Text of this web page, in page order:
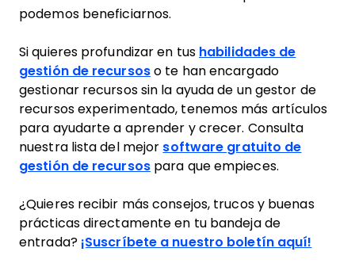
podemos beneficiarnos.
Si quieres profundizar en tus habilidades de
gestión de recursoso te han encargado
gestionar recursos sin la ayuda de un gestor de
recursos experimentado, tenemos más artículos
para ayudarte a aprender y crecer. Consulta
nuestra lista del mejor software gratuito de
gestión de recursospara que empieces.
¿Quieres recibir más consejos, trucos y buenas
prácticas directamente en tu bandeja de
entrada? ¡Suscríbete a nuestro boletín aquí!